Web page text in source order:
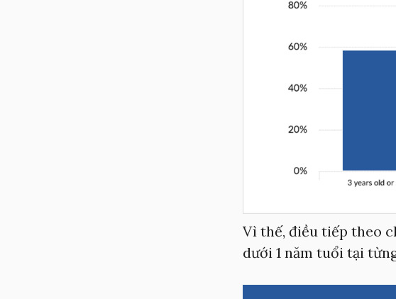
Vì thế, điều tiếp theo
dưới 1 năm tuổi tại